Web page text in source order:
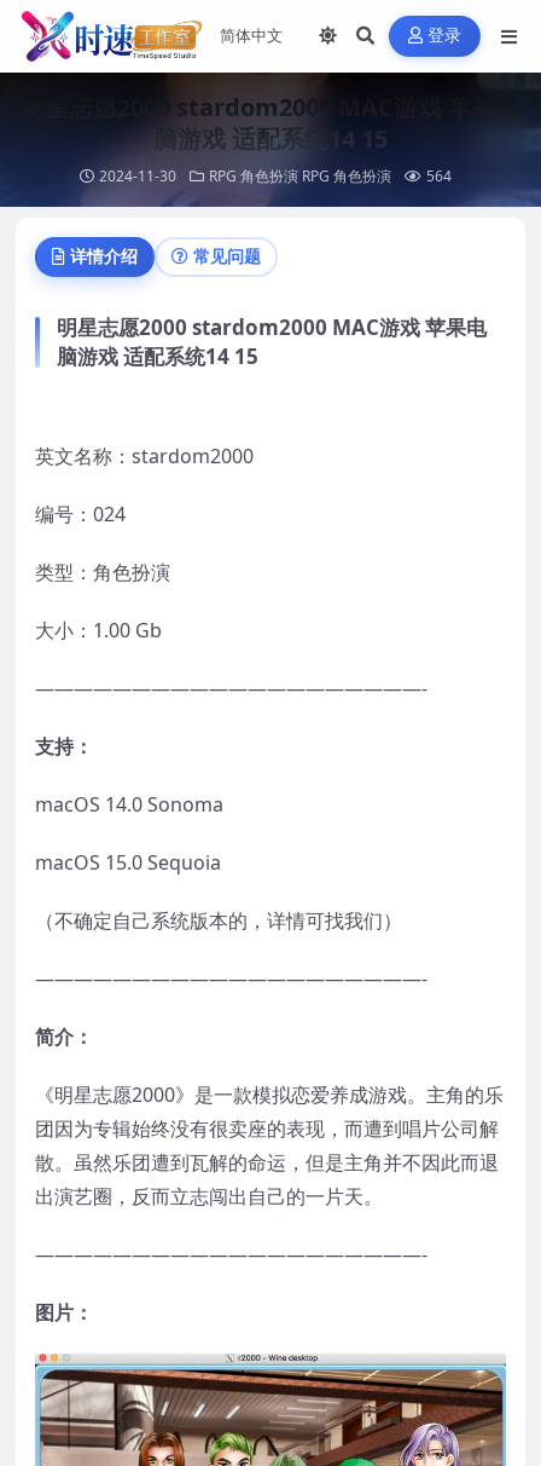
登录
明星志愿2000 stardom2000 MAC游戏 苹果电
脑游戏 适配系统14 15
2024-11-30 RPG 角色扮演 RPG 角色扮演 564
详情介绍 常见问题
明星志愿2000 stardom2000 MAC游戏 苹果电
脑游戏 适配系统14 15
英文名称：stardom2000
编号：024
类型：角色扮演
大小：1.00 Gb
————————————————————-
支持：
macOS 14.0 Sonoma
macOS 15.0 Sequoia
（不确定自己系统版本的，详情可找我们）
————————————————————-
简介：
《明星志愿2000》是一款模拟恋爱养成游戏。主角的乐
团因为专辑始终没有很卖座的表现，而遭到唱片公司解
散。虽然乐团遭到瓦解的命运，但是主角并不因此而退
出演艺圈，反而立志闯出自己的一片天。
————————————————————-
图片：